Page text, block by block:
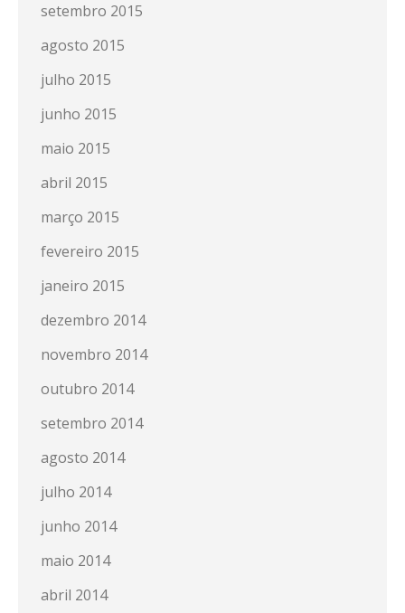
setembro 2015
agosto 2015
julho 2015
junho 2015
maio 2015
abril 2015
março 2015
fevereiro 2015
janeiro 2015
dezembro 2014
novembro 2014
outubro 2014
setembro 2014
agosto 2014
julho 2014
junho 2014
maio 2014
abril 2014